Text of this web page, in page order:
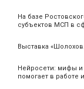
На базе
субъектов МСП в
Выставка
Нейросети: мифы и
помогает в работе